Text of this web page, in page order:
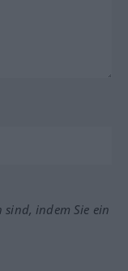
sind, indem Sie ein